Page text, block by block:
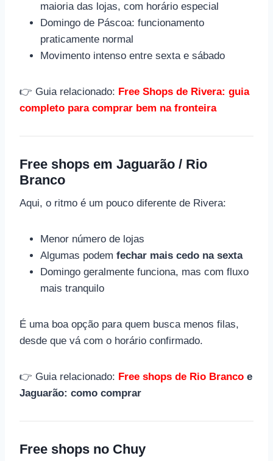
maioria das lojas, com horário especial
Domingo de Páscoa: funcionamento
praticamente normal
Movimento intenso entre sexta e sábado
👉 Guia relacionado: Free Shops de Rivera: guia
completo para comprar bem na fronteira
Free shops em Jaguarão / Rio
Branco
Aqui, o ritmo é um pouco diferente de Rivera:
Menor número de lojas
Algumas podem fechar mais cedo na sexta
Domingo geralmente funciona, mas com fluxo
mais tranquilo
É uma boa opção para quem busca menos filas,
desde que vá com o horário confirmado.
👉 Guia relacionado: Free shops de Rio Branco e
Jaguarão: como comprar
Free shops no Chuy